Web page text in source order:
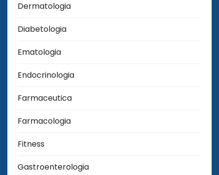
Dermatologia
Diabetologia
Ematologia
Endocrinologia
Farmaceutica
Farmacologia
Fitness
Gastroenterologia